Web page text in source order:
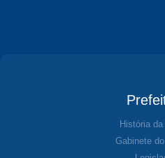
História
Gabinete